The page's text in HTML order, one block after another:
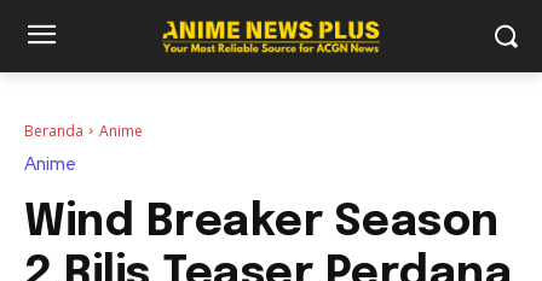
Beranda Anime
Anime
Wind Breaker Season